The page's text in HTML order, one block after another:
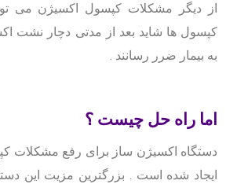
از دیگر مشکلات کپسول اکسیژن می
کپسول ها شاید بعد از مدتی دچار نشت
به بیمار ضرر رسانند .
اما راه حل چیست ؟
دستگاه اکسیژن ساز برای رفع مشکلات
ایجاد شده است . بزرگترین مزیت این